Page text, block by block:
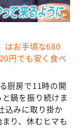
©ABCテレビ
はお手頃な680
円でも安く食べ
厨房で11時の開
鍋を振り続けま
込みに取り掛か
り、休むヒマも